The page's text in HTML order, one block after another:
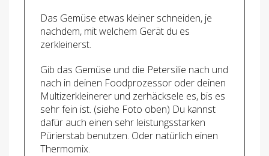
Das Gemüse etwas kleiner schneiden, je
nachdem, mit welchem Gerät du es
zerkleinerst.
Gib das Gemüse und die Petersilie nach und
nach in deinen Foodprozessor oder deinen
Multizerkleinerer und zerhäcksele es, bis es
sehr fein ist. (siehe Foto oben) Du kannst
dafür auch einen sehr leistungsstarken
Pürierstab benutzen. Oder natürlich einen
Thermomix.